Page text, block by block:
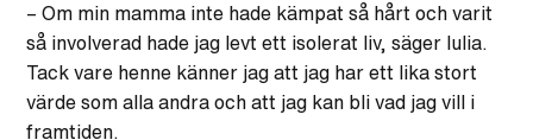
– Om min mamma inte hade kämpat så hårt och varit
så involverad hade jag levt ett isolerat liv, säger Iulia.
Tack vare henne känner jag att jag har ett lika stort
värde som alla andra och att jag kan bli vad jag vill i
framtiden.